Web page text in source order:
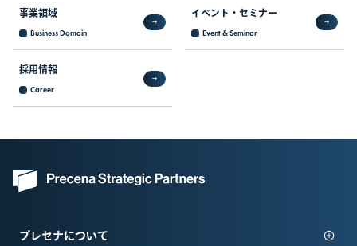
事業領域
Business Domain
イベント・ セミナー
Event & Seminar
採用情報
Career
プレセナについて